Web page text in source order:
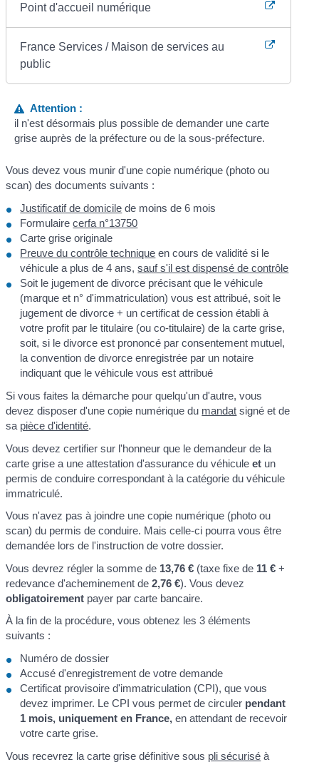
Point d'accueil numérique
France Services / Maison de services au
public
Attention :
il n'est désormais plus possible de demander une carte
grise auprès de la préfecture ou de la sous-préfecture.
Vous devez vous munir d'une copie numérique (photo ou
scan) des documents suivants :
Justificatif de domicile de moins de 6 mois
Formulairecerfa n°13750
Carte grise originale
Preuve du contrôle technique en cours de validité si le
véhicule a plus de 4 ans,sauf s'il est dispensé de contrôle
Soit le jugement de divorce précisant que le véhicule
(marque et n° d'immatriculation) vous est attribué, soit le
jugement de divorce + un certificat de cession établi à
votre profit par le titulaire (ou co-titulaire) de la carte grise,
soit, si le divorce est prononcé par consentement mutuel,
la convention de divorce enregistrée par un notaire
indiquant que le véhicule vous est attribué
Si vous faites la démarche pour quelqu'un d'autre, vous
devez disposer d'une copie numérique du mandat signé et de
sa pièce d'identité.
Vous devez certifier sur l'honneur que le demandeur de la
carte grise a une attestation d'assurance du véhiculeet un
permis de conduire correspondant à la catégorie du véhicule
immatriculé.
Vous n'avez pas à joindre une copie numérique (photo ou
scan) du permis de conduire. Mais celle-ci pourra vous être
demandée lors de l'instruction de votre dossier.
Vous devrez régler la somme de 13,76 € (taxe fixe de 11 € +
redevance d'acheminement de2,76 €). Vous devez
obligatoirement payer par carte bancaire.
À la fin de la procédure, vous obtenez les 3 éléments
suivants :
Numéro de dossier
Accusé d'enregistrement de votre demande
Certificat provisoire d'immatriculation (CPI), que vous
devez imprimer. Le CPI vous permet de circuler pendant
1 mois, uniquement en France, en attendant de recevoir
votre carte grise.
Vous recevrez la carte grise définitive sous pli sécurisé à